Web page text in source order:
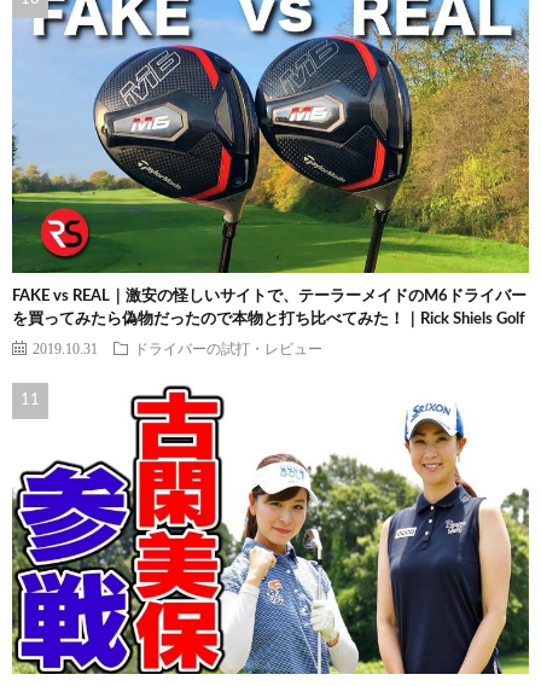
FAKE vs REAL｜激安の怪しいサイトで、テーラーメイドのM6ドライバー
を買ってみたら偽物だったので本物と打ち比べてみた！｜Rick Shiels Golf
2019.10.31 ドライバーの試打・レビュー